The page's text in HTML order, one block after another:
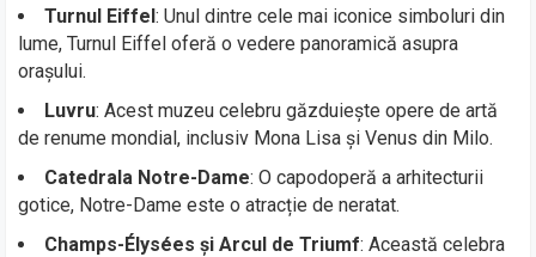
Turnul Eiffel: Unul dintre cele mai iconice simboluri din
lume, Turnul Eiffel oferă o vedere panoramică asupra
orașului.
Luvru: Acest muzeu celebru găzduiește opere de artă
de renume mondial, inclusiv Mona Lisa și Venus din Milo.
Catedrala Notre-Dame: O capodoperă a arhitecturii
gotice, Notre-Dame este o atracție de neratat.
Champs-Élysées și Arcul de Triumf: Această celebra